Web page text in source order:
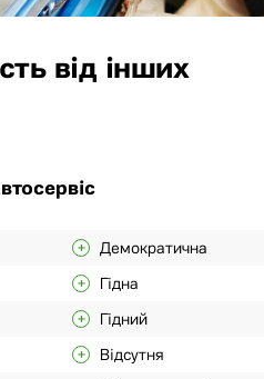
від інших
Демократична
Гідна
Гідний
Відсутня